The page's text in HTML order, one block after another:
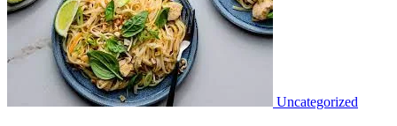
Uncategorized